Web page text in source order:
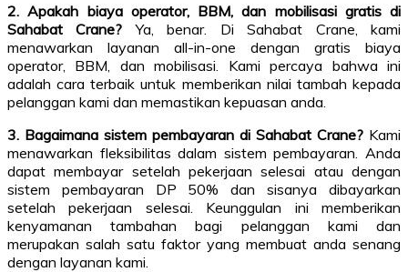
2. Apakah biaya operator, BBM, dan mobilisasi gratis di
Sahabat Crane? Ya, benar. Di Sahabat Crane, kami
menawarkan layanan all-in-one dengan gratis biaya
operator, BBM, dan mobilisasi. Kami percaya bahwa ini
adalah cara terbaik untuk memberikan nilai tambah kepada
pelanggan kami dan memastikan kepuasan anda.
3. Bagaimana sistem pembayaran di Sahabat Crane? Kami
menawarkan fleksibilitas dalam sistem pembayaran. Anda
dapat membayar setelah pekerjaan selesai atau dengan
sistem pembayaran DP 50% dan sisanya dibayarkan
setelah pekerjaan selesai. Keunggulan ini memberikan
kenyamanan tambahan bagi pelanggan kami dan
merupakan salah satu faktor yang membuat anda senang
dengan layanan kami.